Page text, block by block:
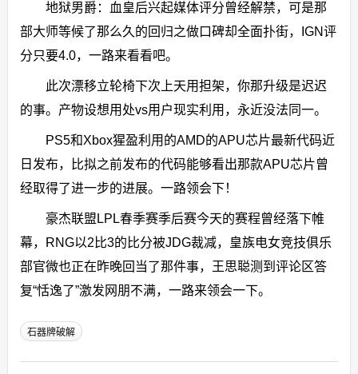
地狱男爵：血皇后兴起媒体评分曾经解禁，可是那
部大师等候了那么久的回归之做口碑却全面扑街，IGN评
分只要4.0，一路来看看吧。
此次漂移立轮椅下次上天用担架，你那升级是迟迟
的事。产物设想用处vs用户现实利用，永近没法同一。
PS5和Xbox猩盈利用的AMD的APU芯片最新代码近
日发布，比拟之前发布的代码能够看出那款APU芯片曾
经取得了进一步的进展。一路领会下！
豪杰联盟LPL春季赛季后赛今天的赛程曾经落下帷
幕，RNG以2比3的比分被JDG裁减，皇族电女竞技俱乐
部官微也正在昨晚回当了那件事，王思聪测到评论区答
复“恬逸了”激发网朋不满，一路来领会一下。
石器牌破解